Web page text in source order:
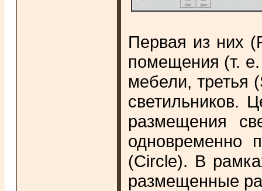
Первая из них
помещения (т.
мебели, третья
светильников.
размещения
одновременно
(Circle). В
размещенные